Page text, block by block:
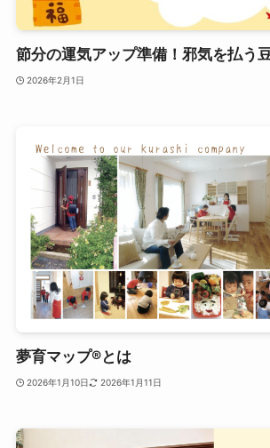
節分の運気アップ準備！邪気を払う
2026年2月1日
夢育マップ®とは
2026年1月10日 2026年1月11日